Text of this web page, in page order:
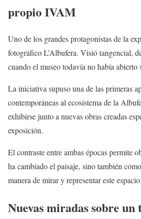
propio IVAM
Uno de los grandes protagonistas de la
fotográfico L’Albufera. Visió tangencial,
cuando el museo todavía no había abierto
La iniciativa supuso una de las primeras
contemporáneas al ecosistema de la
exhibirse junto a nuevas obras creadas
exposición.
El contraste entre ambas épocas permite
ha cambiado el paisaje, sino también
manera de mirar y representar este
Nuevas miradas sobre